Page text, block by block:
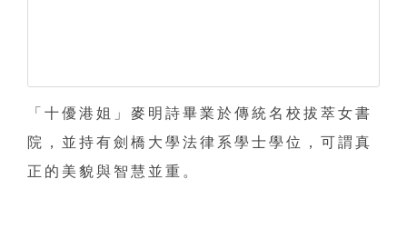
「十優港姐」麥明詩畢業於傳統名校拔萃女書
院，並持有劍橋大學法律系學士學位，可謂真
正的美貌與智慧並重。